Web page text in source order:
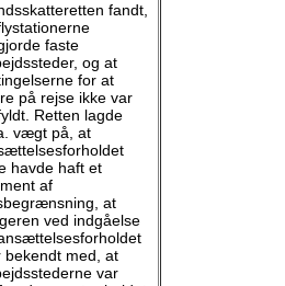
fandt,
faste
og at
for at
på rejse ikke var
Retten lagde
vægt på, at
havde haft et
af
at
ved indgåelse
bekendt med, at
var